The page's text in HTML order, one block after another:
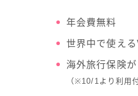
年会費無料
世界中で使え
海外旅行保険
（※10/1より利用